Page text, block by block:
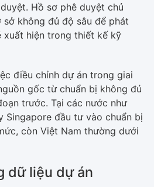
Hồ sơ phê duyệt chủ
không đủ độ sâu để phát
xuất hiện trong thiết kế kỹ
điều chỉnh dự án trong giai
gốc từ chuẩn bị không đủ
trước. Tại các nước như
Singapore đầu tư vào chuẩn bị
còn Việt Nam thường dưới
dữ liệu dự án